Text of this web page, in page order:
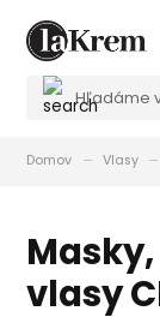
Domov Vlasy
vlasy